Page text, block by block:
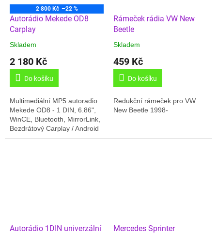
2 800 Kč –22 %
Autorádio Mekede OD8
Carplay
Skladem
2 180 Kč
Do košíku
Multimediální MP5 autoradio
Mekede OD8 - 1 DIN, 6.86",
WinCE, Bluetooth, MirrorLink,
Bezdrátový Carplay / Android
Auto Autorádio s typickým
Rámeček rádia VW New
Beetle
Skladem
459 Kč
Do košíku
Redukční rámeček pro VW
New Beetle 1998-
Autorádio 1DIN univerzální
Mercedes Sprinter